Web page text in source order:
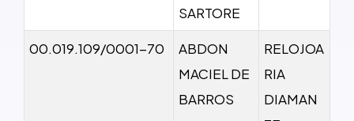
SARTORE
00.019.109/0001-70
ABDON
MACIEL DE
BARROS
RELOJOA
RIA
DIAMAN